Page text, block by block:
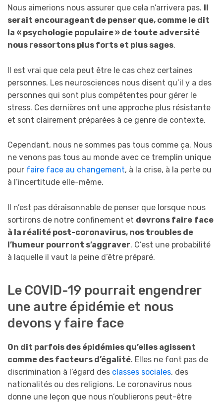
Nous aimerions nous assurer que cela n’arrivera pas. Il
serait encourageant de penser que, comme le dit
la « psychologie populaire » de toute adversité
nous ressortons plus forts et plus sages.
Il est vrai que cela peut être le cas chez certaines
personnes. Les neurosciences nous disent qu’il y a des
personnes qui sont plus compétentes pour gérer le
stress. Ces dernières ont une approche plus résistante
et sont clairement préparées à ce genre de contexte.
Cependant, nous ne sommes pas tous comme ça. Nous
ne venons pas tous au monde avec ce tremplin unique
pour faire face au changement, à la crise, à la perte ou
à l’incertitude elle-même.
Il n’est pas déraisonnable de penser que lorsque nous
sortirons de notre confinement et devrons faire face
à la réalité post-coronavirus, nos troubles de
l’humeur pourront s’aggraver. C’est une probabilité
à laquelle il vaut la peine d’être préparé.
Le COVID-19 pourrait engendrer
une autre épidémie et nous
devons y faire face
On dit parfois des épidémies qu’elles agissent
comme des facteurs d’égalité. Elles ne font pas de
discrimination à l’égard des classes sociales, des
nationalités ou des religions. Le coronavirus nous
donne une leçon que nous n’oublierons peut-être